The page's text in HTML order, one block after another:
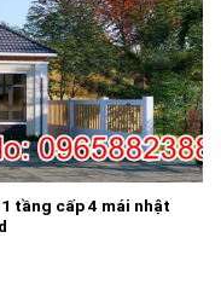
tầng cấp 4 mái nhật